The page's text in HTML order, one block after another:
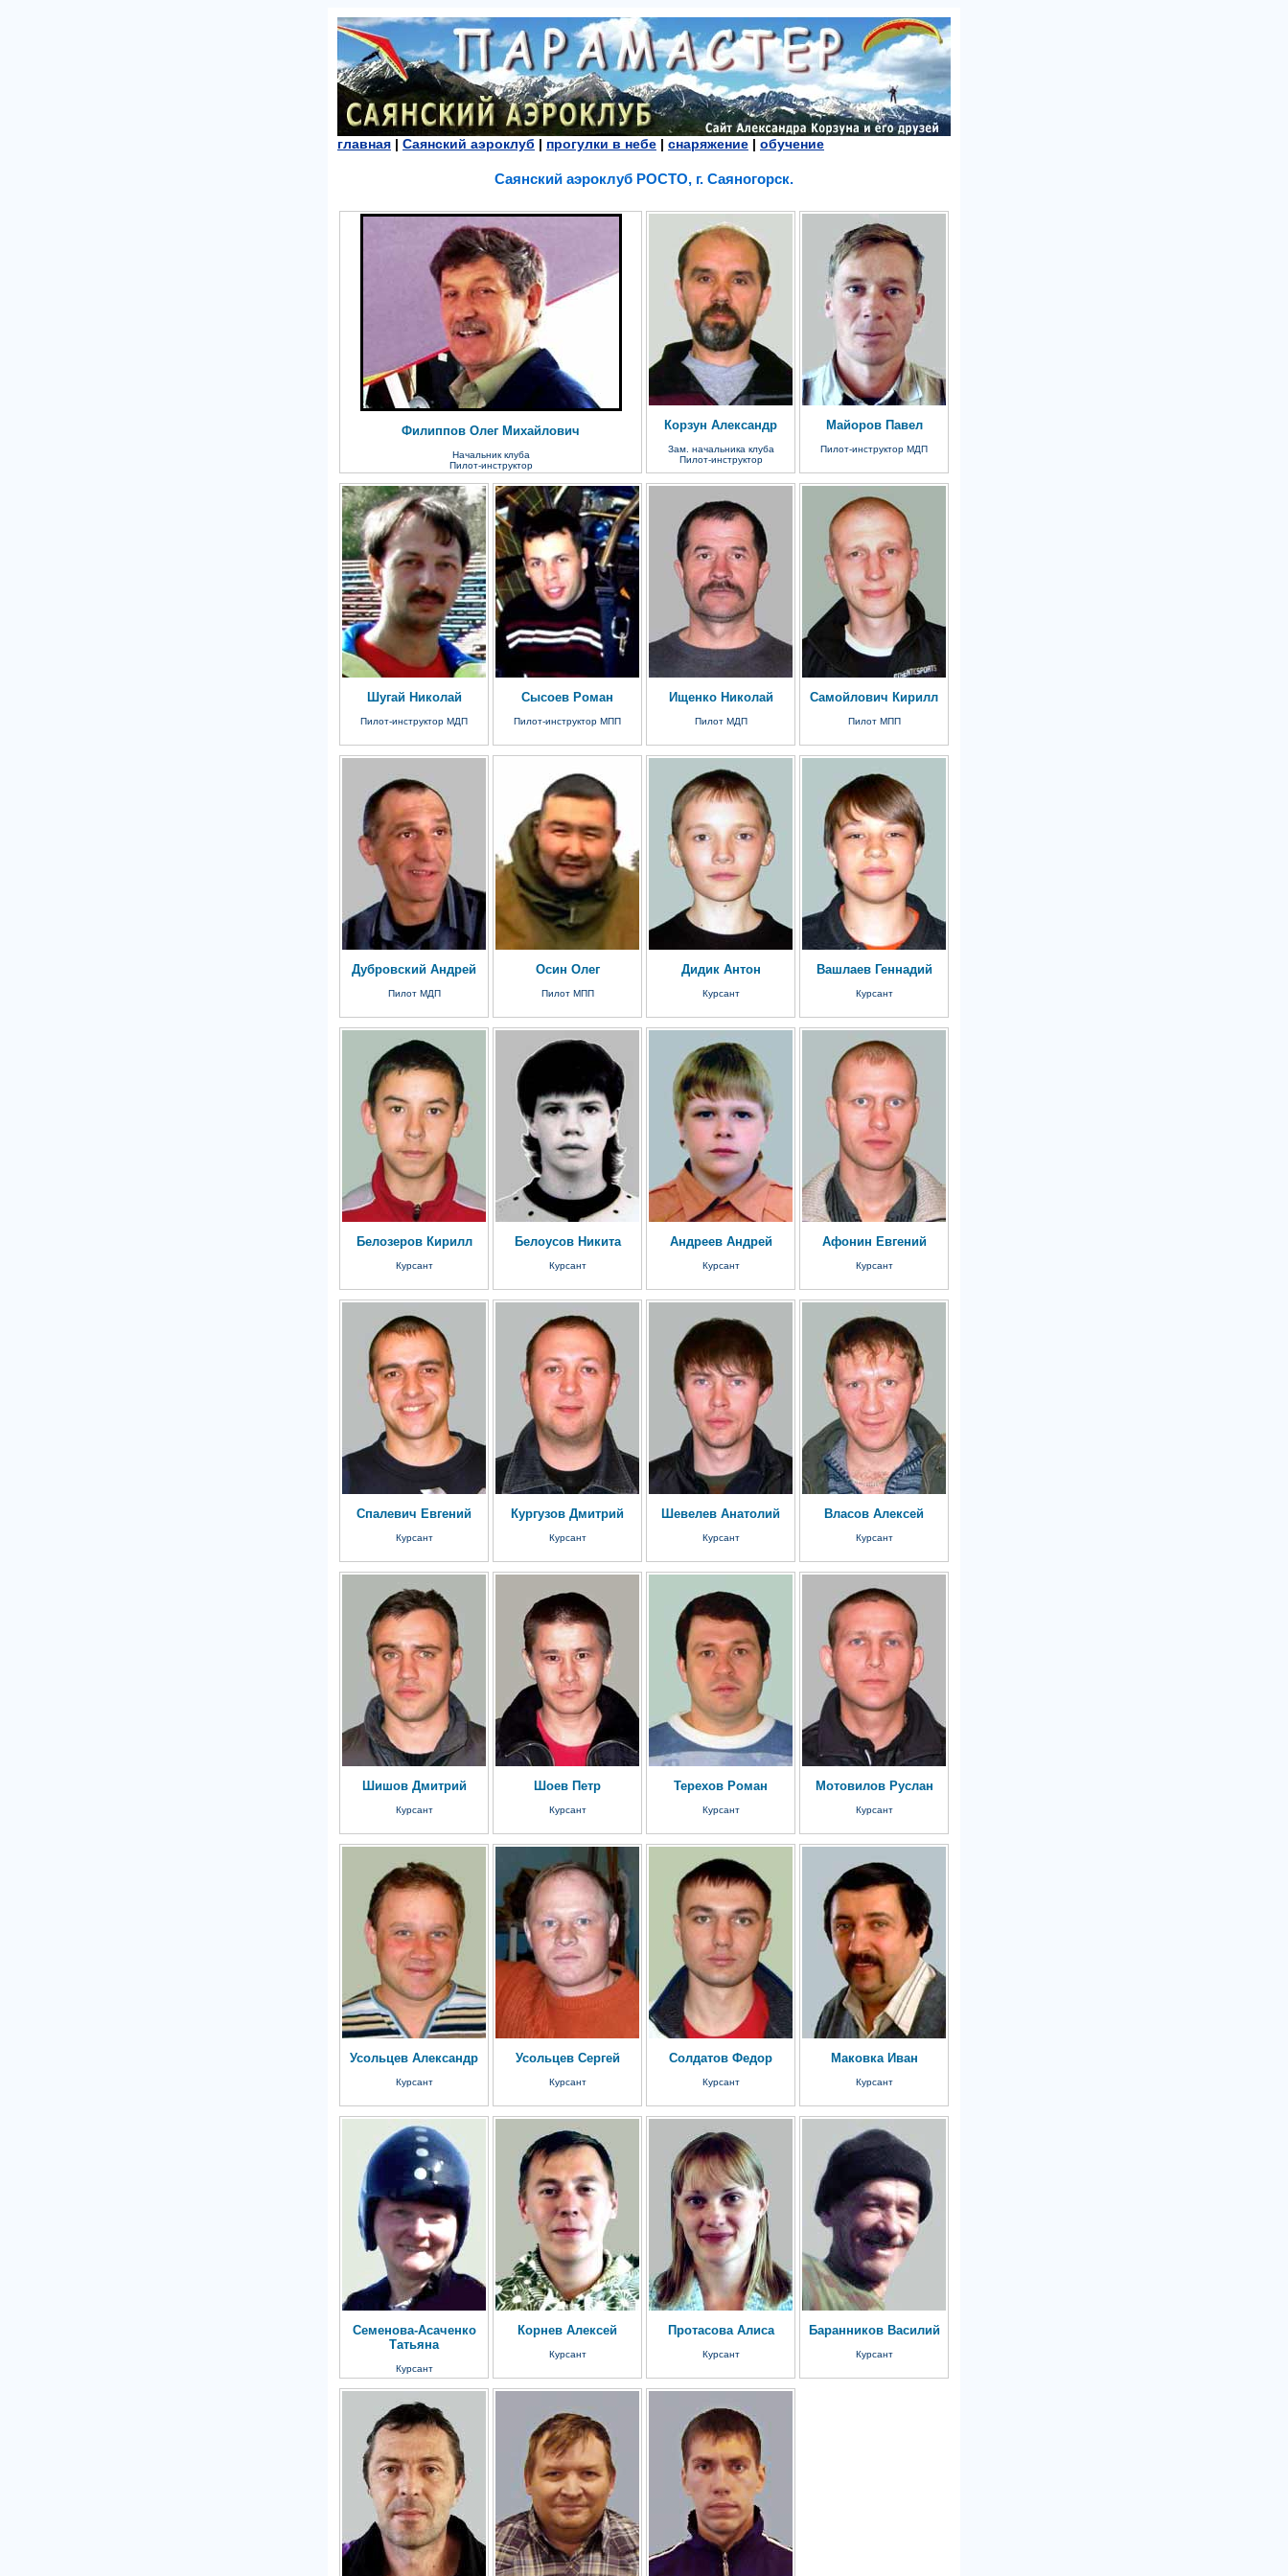
главная | Саянский аэроклуб | прогулки в небе | снаряжение | обучение
Саянский аэроклуб РОСТО, г. Саяногорск.
Филиппов Олег Михайлович
Начальник клуба
Пилот-инструктор
Корзун Александр
Зам. начальника клуба
Пилот-инструктор
Майоров Павел
Пилот-инструктор МДП
Шугай Николай
Пилот-инструктор МДП
Сысоев Роман
Пилот-инструктор МПП
Ищенко Николай
Пилот МДП
Самойлович Кирилл
Пилот МПП
Дубровский Андрей
Пилот МДП
Осин Олег
Пилот МПП
Дидик Антон
Курсант
Вашлаев Геннадий
Курсант
Белозеров Кирилл
Курсант
Белоусов Никита
Курсант
Андреев Андрей
Курсант
Афонин Евгений
Курсант
Спалевич Евгений
Курсант
Кургузов Дмитрий
Курсант
Шевелев Анатолий
Курсант
Власов Алексей
Курсант
Шишов Дмитрий
Курсант
Шоев Петр
Курсант
Терехов Роман
Курсант
Мотовилов Руслан
Курсант
Усольцев Александр
Курсант
Усольцев Сергей
Курсант
Солдатов Федор
Курсант
Маковка Иван
Курсант
Семенова-Асаченко
Татьяна
Курсант
Корнев Алексей
Курсант
Протасова Алиса
Курсант
Баранников Василий
Курсант